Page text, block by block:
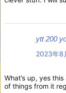
ytt 200
2023年8
What’s up, yes
of things from it